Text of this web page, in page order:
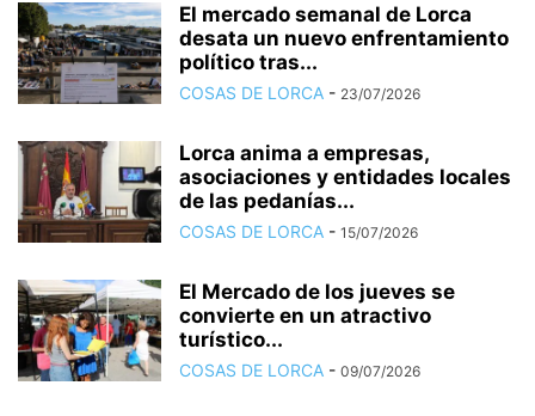
El mercado semanal de Lorca
desata un nuevo enfrentamiento
político tras...
COSAS DE LORCA - 23/07/2026
Lorca anima a empresas,
asociaciones y entidades locales
de las pedanías...
COSAS DE LORCA - 15/07/2026
El Mercado de los jueves se
convierte en un atractivo
turístico...
COSAS DE LORCA - 09/07/2026